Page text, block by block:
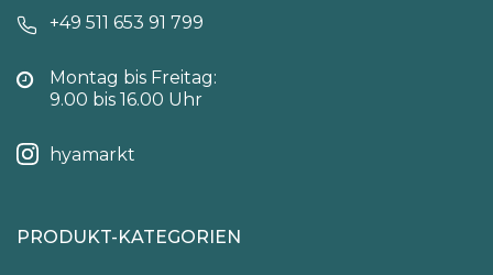
+49 511 653 91 799
Montag bis Freitag:
9.00 bis 16.00 Uhr
hyamarkt
PRODUKT-KATEGORIEN